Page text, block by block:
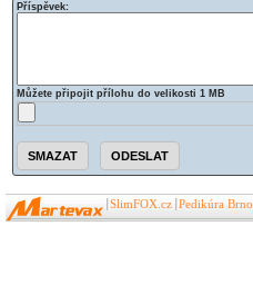
Příspěvek:
Můžete připojit přílohu do velikosti 1 MB
SlimFOX.cz Pedikúra Brno